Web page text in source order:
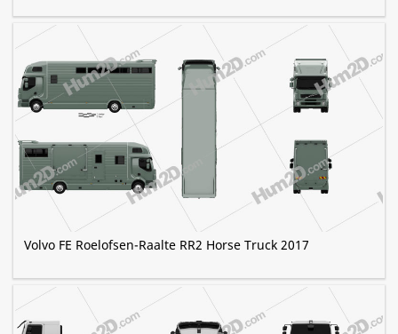
Volvo FE Roelofsen-Raalte RR2 Horse Truck 2017